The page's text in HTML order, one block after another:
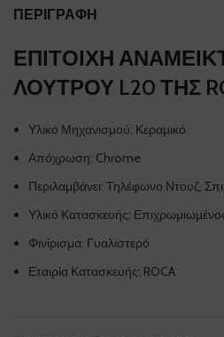
ΠΕΡΙΓΡΑΦΉ
ΕΠΙΤΟΙΧΗ
ΛΟΥΤΡΟΥ L20 ΤΗΣ
Υλικό Μηχανισμού: Κεραμικό
Απόχρωση: Chrome
Περιλαμβάνει: Τηλέφωνο Ντουζ,
Υλικό Κατασκευής:
Φινίρισμα: Γυαλιστερό
Εταιρία Κατασκευής: ROCA